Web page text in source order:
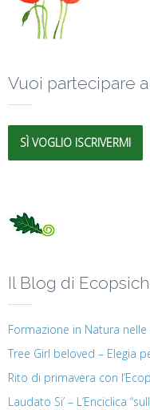
Vuoi partecipare
SÌ VOGLIO ISCRIVERMI
Il Blog di
Formazione in Natura
Tree Girl beloved – Elegia
Rito di primavera con
Laudato Si’ – L’Enciclica